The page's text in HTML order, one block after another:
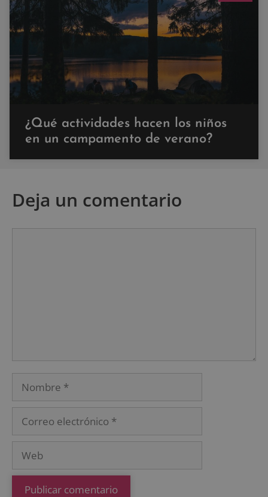
¿Qué actividades hacen los niños
en un campamento de verano?
Deja un comentario